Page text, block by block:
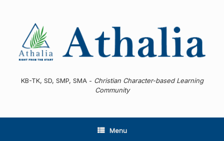
KB-TK, SD, SMP, SMA - Christian Character-based Learning
Community
Menu